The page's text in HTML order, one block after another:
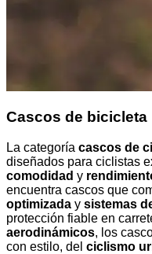
Cascos de bicicleta
La categoría cascos de
diseñados para ciclistas
comodidad y
encuentra cascos que
optimizada y sistemas
protección fiable en
aerodinámicos, los
con estilo, del ciclismo